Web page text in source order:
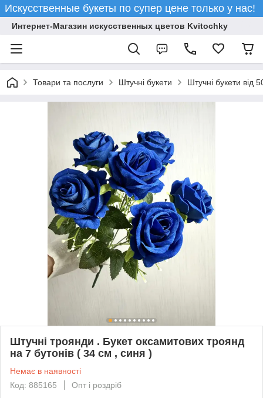
Искусственные букеты по супер цене только у нас!
Интернет-Магазин искусственных цветов Kvitochky
Товари та послуги Штучні букети Штучні букети від
Штучні троянди . Букет оксамитових троянд
на 7 бутонів ( 34 см , синя )
Немає в наявності
Код: 885165
Опт і роздріб